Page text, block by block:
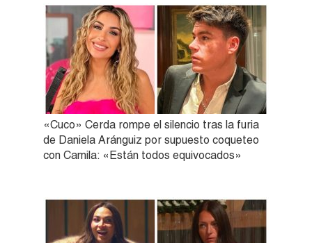
«Cuco» Cerda rompe el silencio tras la furia
de Daniela Aránguiz por supuesto coqueteo
con Camila: «Están todos equivocados»